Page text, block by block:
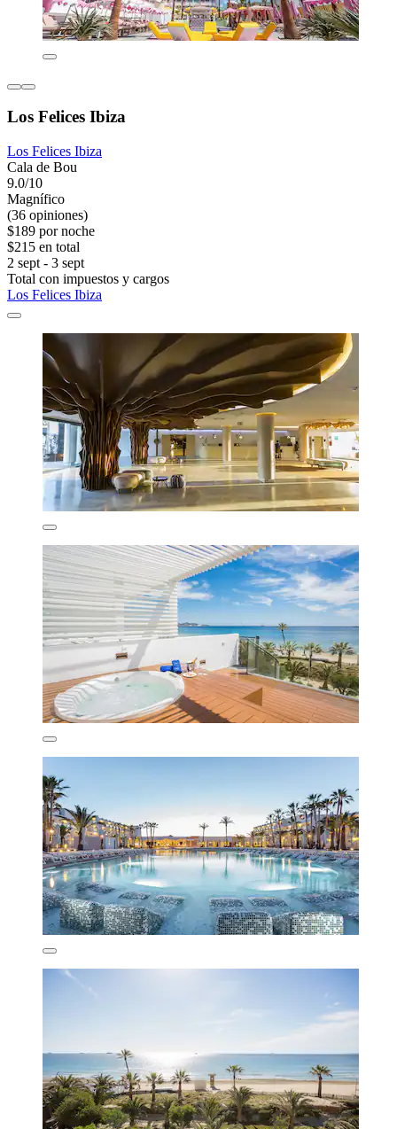
Los Felices Ibiza
Los Felices Ibiza
Cala de Bou
9.0/10
Magnífico
(36 opiniones)
$189 por noche
$215 en total
2 sept - 3 sept
Total con impuestos y cargos
Los Felices Ibiza